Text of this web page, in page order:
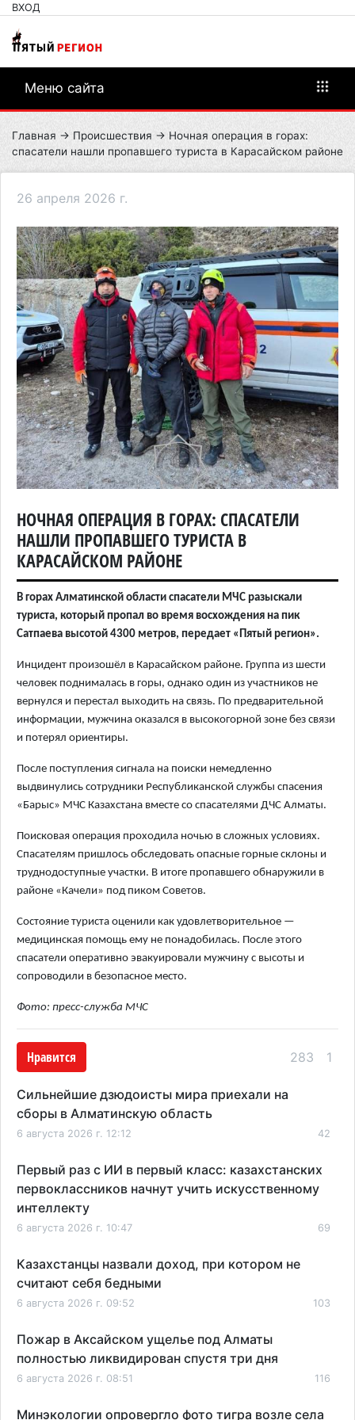
ВХОД
Меню сайта
Главная → Происшествия → Ночная операция в горах:
спасатели нашли пропавшего туриста в Карасайском районе
26 апреля 2026 г.
НОЧНАЯ ОПЕРАЦИЯ В ГОРАХ: СПАСАТЕЛИ
НАШЛИ ПРОПАВШЕГО ТУРИСТА В
КАРАСАЙСКОМ РАЙОНЕ
В горах Алматинской области спасатели МЧС разыскали
туриста, который пропал во время восхождения на пик
Сатпаева высотой 4300 метров, передает «Пятый регион».
Инцидент произошёл в Карасайском районе. Группа из шести
человек поднималась в горы, однако один из участников не
вернулся и перестал выходить на связь. По предварительной
информации, мужчина оказался в высокогорной зоне без связи
и потерял ориентиры.
После поступления сигнала на поиски немедленно
выдвинулись сотрудники Республиканской службы спасения
«Барыс» МЧС Казахстана вместе со спасателями ДЧС Алматы.
Поисковая операция проходила ночью в сложных условиях.
Спасателям пришлось обследовать опасные горные склоны и
труднодоступные участки. В итоге пропавшего обнаружили в
районе «Качели» под пиком Советов.
Состояние туриста оценили как удовлетворительное —
медицинская помощь ему не понадобилась. После этого
спасатели оперативно эвакуировали мужчину с высоты и
сопроводили в безопасное место.
Фото: пресс-служба МЧС
Нравится 283 1
Сильнейшие дзюдоисты мира приехали на
сборы в Алматинскую область
6 августа 2026 г. 12:12 42
Первый раз с ИИ в первый класс: казахстанских
первоклассников начнут учить искусственному
интеллекту
6 августа 2026 г. 10:47 69
Казахстанцы назвали доход, при котором не
считают себя бедными
6 августа 2026 г. 09:52 103
Пожар в Аксайском ущелье под Алматы
полностью ликвидирован спустя три дня
6 августа 2026 г. 08:51 116
Минэкологии опровергло фото тигра возле села